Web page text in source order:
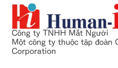
Công ty TNHH Mắt Người
Một công ty thuộc tập đoàn
Corporation